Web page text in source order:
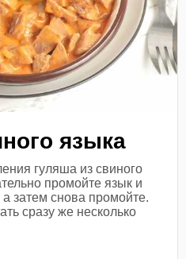
языка
гуляша из свиного
промойте язык и
а затем снова промойте.
сразу же несколько